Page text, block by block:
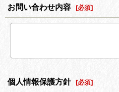
お問い合わせ内容 [必須]
個人情報保護方針 [必須]